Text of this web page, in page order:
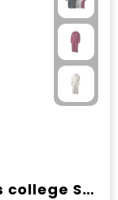
Kosta Linnewafveri badjas college S/M